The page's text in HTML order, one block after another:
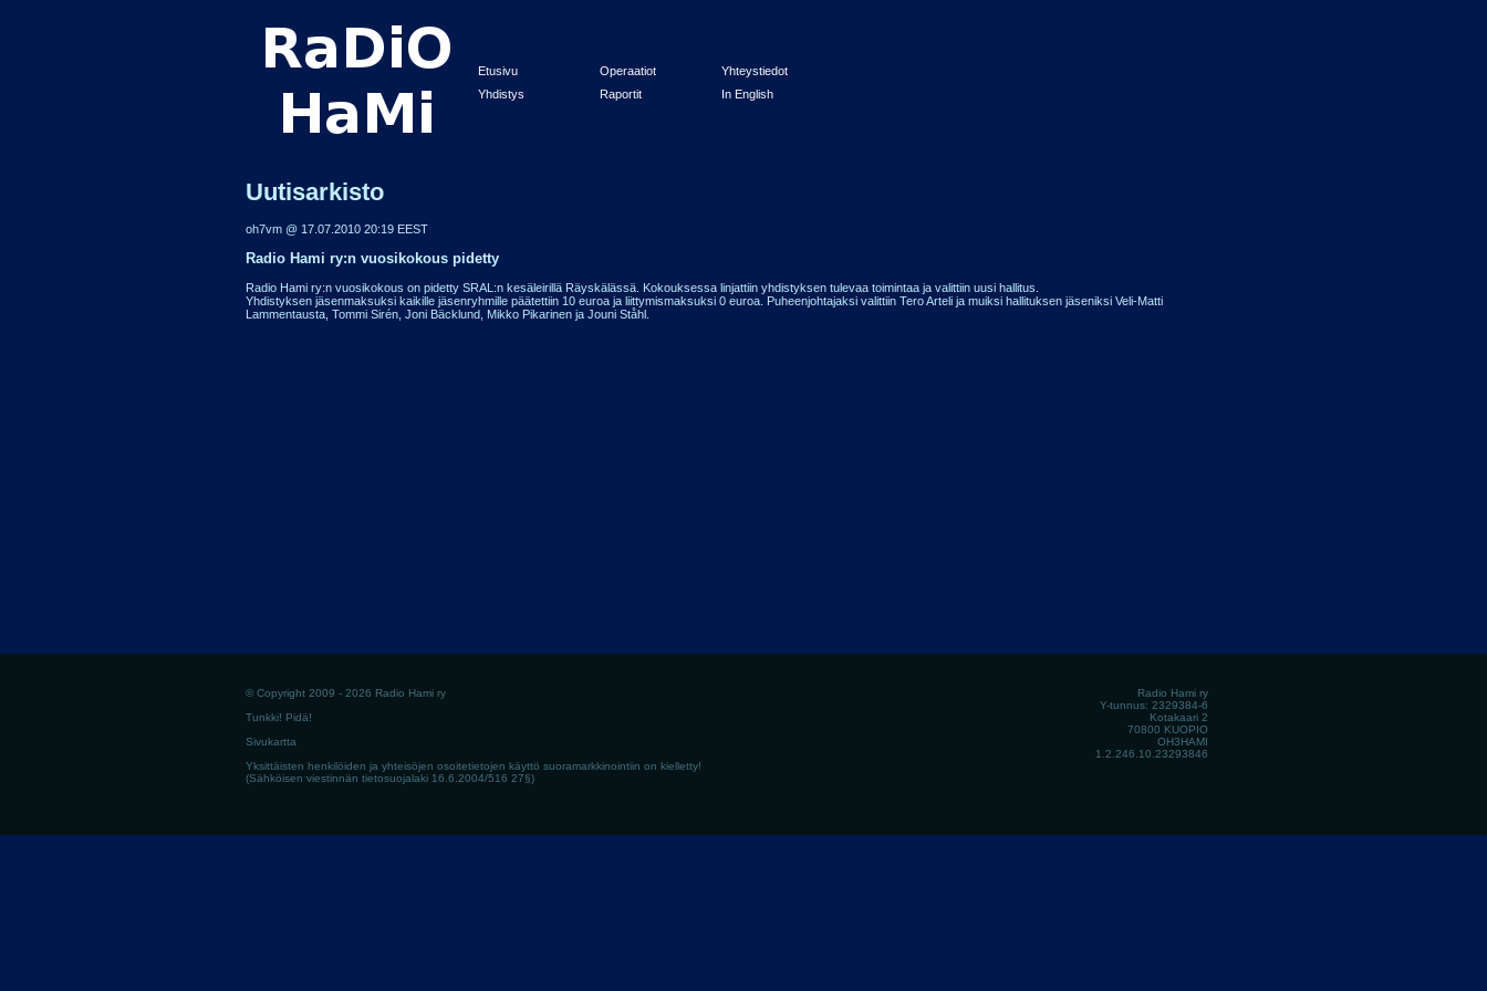
Etusivu
Yhdistys
Operaatiot
Raportit
Yhteystiedot
In English
Uutisarkisto
oh7vm @ 17.07.2010 20:19 EEST
Radio Hami ry:n vuosikokous pidetty
Radio Hami ry:n vuosikokous on pidetty SRAL:n kesäleirillä Räyskälässä. Kokouksessa linjattiin yhdistyksen tulevaa toimintaa ja valittiin uusi hallitus.
Yhdistyksen jäsenmaksuksi kaikille jäsenryhmille päätettiin 10 euroa ja liittymismaksuksi 0 euroa. Puheenjohtajaksi valittiin Tero Arteli ja muiksi hallituksen jäseniksi Veli-Matti
Lammentausta, Tommi Sirén, Joni Bäcklund, Mikko Pikarinen ja Jouni Ståhl.
© Copyright 2009 - 2026 Radio Hami ry
Tunkki! Pidä!
Sivukartta
Yksittäisten henkilöiden ja yhteisöjen osoitetietojen käyttö suoramarkkinointiin on kielletty!
(Sähköisen viestinnän tietosuojalaki 16.6.2004/516 27§)
Radio Hami ry
Y-tunnus: 2329384-6
Kotakaari 2
70800 KUOPIO
OH3HAMI
1.2.246.10.23293846